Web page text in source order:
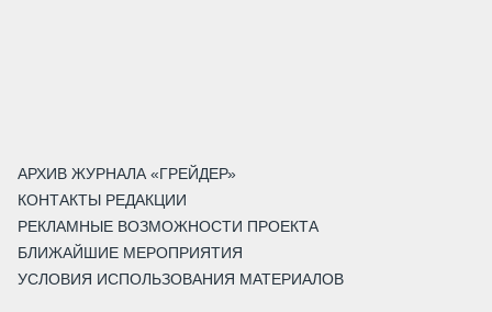
АРХИВ ЖУРНАЛА «ГРЕЙДЕР»
КОНТАКТЫ РЕДАКЦИИ
РЕКЛАМНЫЕ ВОЗМОЖНОСТИ ПРОЕКТА
БЛИЖАЙШИЕ МЕРОПРИЯТИЯ
УСЛОВИЯ ИСПОЛЬЗОВАНИЯ МАТЕРИАЛОВ